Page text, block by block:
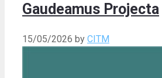
Gaudeamus Projecta
15/05/2026 by CITM